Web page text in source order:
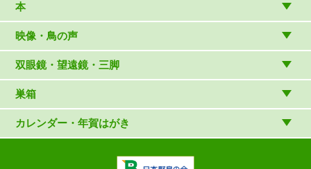
雑貨（村上康成）
マスコット・ブローチほか
本
図鑑
読み物
写真集・ガイドブック・絵本
日本野鳥の会連携団体の出版物
論文集（ストリクス）
映像・鳥の声
CD
DVD・ブルーレイ・ビデオ
鳴き声タッチペンなど
双眼鏡・望遠鏡・三脚
スターターセット
双眼鏡
巣箱
巣箱など
カレンダー・年賀はがき